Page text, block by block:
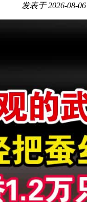
发表于2026-08-